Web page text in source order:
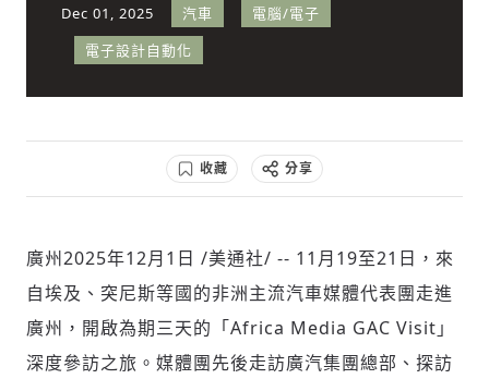
科技
社會
Dec 01, 2025 汽車
電腦/電子
電子設計自動化
收藏 分享
廣州2025年12月1日 /美通社/ -- 11月19至21日，來
自埃及、突尼斯等國的非洲主流汽車媒體代表團走進
廣州，開啟為期三天的「Africa Media GAC Visit」
深度參訪之旅。媒體團先後走訪廣汽集團總部、探訪